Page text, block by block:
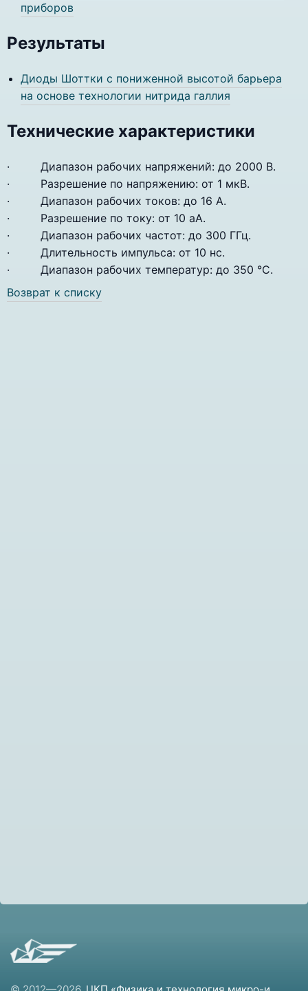
приборов
Результаты
Диоды Шоттки с пониженной высотой барьера
на основе технологии нитрида галлия
Технические характеристики
· Диапазон рабочих напряжений: до 2000 В.
· Разрешение по напряжению: от 1 мкВ.
· Диапазон рабочих токов: до 16 А.
· Разрешение по току: от 10 aA.
· Диапазон рабочих частот: до 300 ГГц.
· Длительность импульса: от 10 нс.
· Диапазон рабочих температур: до 350 °C.
Возврат к списку